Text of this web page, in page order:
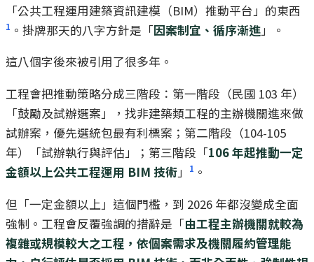
「公共工程運用建築資訊建模（BIM）推動平台」的東西
1 。掛牌那天的八字方針是「因案制宜、循序漸進」。
這八個字後來被引用了很多年。
工程會把推動策略分成三階段：第一階段（民國 103 年）
「鼓勵及試辦選案」，找非建築類工程的主辦機關進來做
試辦案，優先選統包最有利標案；第二階段（104-105
年）「試辦執行與評估」；第三階段「106 年起推動一定
金額以上公共工程運用 BIM 技術」 1 。
但「一定金額以上」這個門檻，到 2026 年都沒變成全面
強制。工程會反覆強調的措辭是「由工程主辦機關就較為
複雜或規模較大之工程，依個案需求及機關履約管理能